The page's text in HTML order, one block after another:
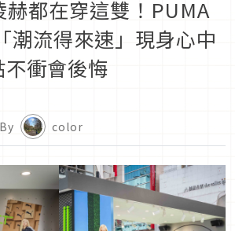
赫都在穿這雙！PUMA
潮流得來速」現身心中
衝會後悔
color